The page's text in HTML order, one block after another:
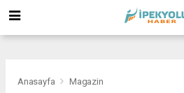
Anasayfa Magazin